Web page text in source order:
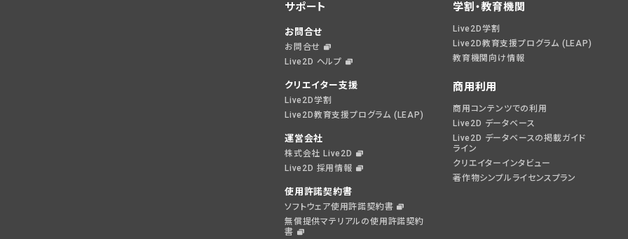
サポート
お問合せ
お問合せ
Live2D ヘルプ
クリエイター支援
Live2D学割
Live2D教育支援プログラム (LEAP)
運営会社
株式会社 Live2D
Live2D 採用情報
使用許諾契約書
ソフトウェア使用許諾契約書
無償提供マテリアルの使用許諾契約
書
学割・教育機関
Live2D学割
Live2D教育支援プログラム (LEAP)
教育機関向け情報
商用利用
商用コンテンツでの利用
Live2D データベース
Live2D データベースの掲載ガイド
ライン
クリエイターインタビュー
著作物シンプルライセンスプラン